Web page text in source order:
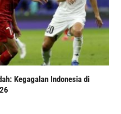
Kegagalan Indonesia di